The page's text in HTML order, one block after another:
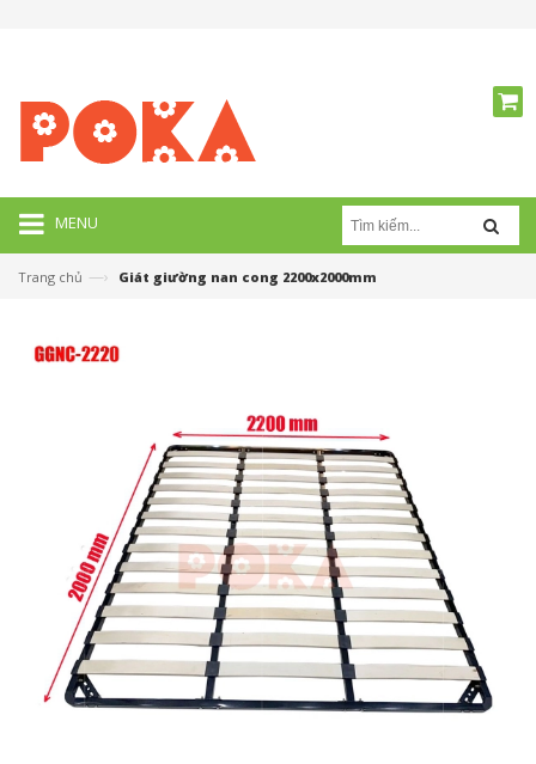
MENU
Trang chủ —› Giát giường nan cong 2200x2000mm